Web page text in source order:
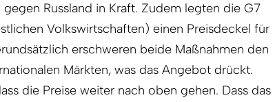
Russland in Kraft. Zudem legten die G7
Volkswirtschaften) einen Preisdeckel für
erschweren beide Maßnahmen den
Märkten, was das Angebot drückt.
die Preise weiter nach oben gehen. Dass das